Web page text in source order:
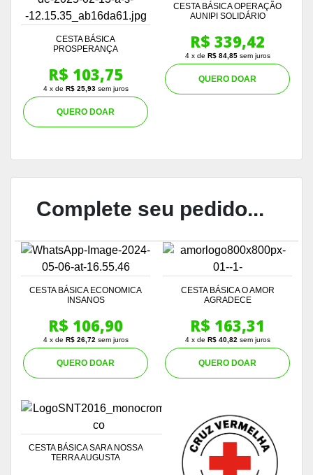
CESTA BÁSICA
PROSPERANÇA
R$ 103,75
4 x de R$ 25,93sem juros
QUERO DOAR
CESTA BÁSICA OPERAÇÃO
AUNIPI SOLIDÁRIO
R$ 339,42
4 x de R$ 84,85sem juros
QUERO DOAR
Complete seu pedido...
CESTA BÁSICA ECONOMICA
INSANOS
R$ 106,90
4 x de R$ 26,72 sem juros
QUERO DOAR
CESTA BÁSICA O AMOR
AGRADECE
R$ 163,31
4 x de R$ 40,82 sem juros
QUERO DOAR
CESTA BÁSICA SARA NOSSA
TERRA AUGUSTA